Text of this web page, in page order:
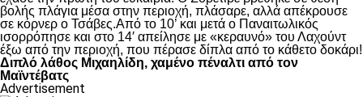
βολής πλάγια μέσα στην περιοχή, πλάσαρε, αλλά απέκρουσε
σε κόρνερ ο Τσάβες.Από το 10’ και μετά ο Παναιτωλικός
ισορρόπησε και στο 14′ απείλησε με «κεραυνό» του Λαχούντ
έξω από την περιοχή, που πέρασε δίπλα από το κάθετο δοκάρι!
Διπλό λάθος Μιχαηλίδη, χαμένο πέναλτι από τον
Μαϊντέβατς
Advertisement